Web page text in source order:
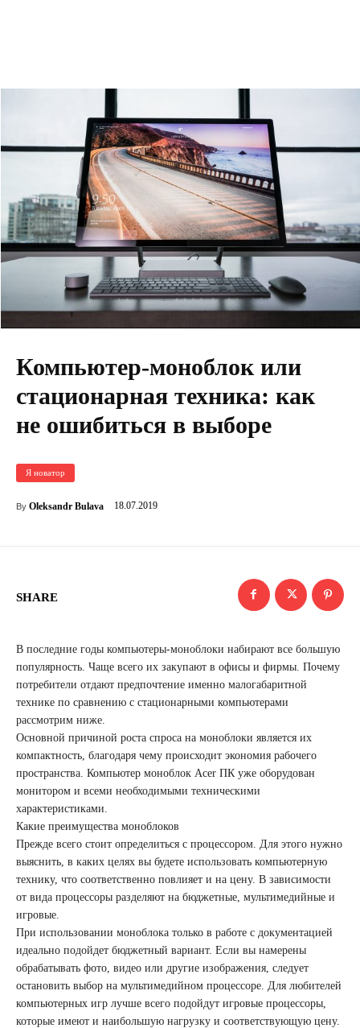
Компьютер-моноблок или
стационарная техника: как
не ошибиться в выборе
Я новатор
By Oleksandr Bulava 18.07.2019
SHARE
В последние годы компьютеры-моноблоки набирают все большую
популярность. Чаще всего их закупают в офисы и фирмы. Почему
потребители отдают предпочтение именно малогабаритной
технике по сравнению с стационарными компьютерами
рассмотрим ниже.
Основной причиной роста спроса на моноблоки является их
компактность, благодаря чему происходит экономия рабочего
пространства. Компьютер моноблок Acer ПК уже оборудован
монитором и всеми необходимыми техническими
характеристиками.
Какие преимущества моноблоков
Прежде всего стоит определиться с процессором. Для этого нужно
выяснить, в каких целях вы будете использовать компьютерную
технику, что соответственно повлияет и на цену. В зависимости
от вида процессоры разделяют на бюджетные, мультимедийные и
игровые.
При использовании моноблока только в работе с документацией
идеально подойдет бюджетный вариант. Если вы намерены
обрабатывать фото, видео или другие изображения, следует
остановить выбор на мультимедийном процессоре. Для любителей
компьютерных игр лучше всего подойдут игровые процессоры,
которые имеют и наибольшую нагрузку и соответствующую цену.